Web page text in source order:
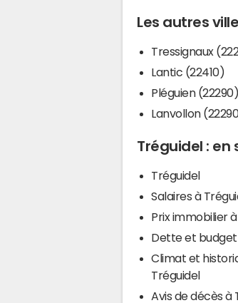
Les autres
Tressignaux
Lantic (22410)
Pléguien (22290)
Lanvollon
Tréguidel : en
Tréguidel
Salaires à
Prix immobilier
Dette et budget
Climat et
Tréguidel
Avis de décès à